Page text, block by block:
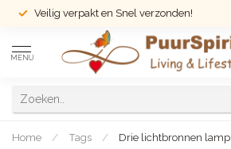
Veilig verpakt en Snel verzonden!
MENU
Home / Tags / Drie lichtbronnen lamp